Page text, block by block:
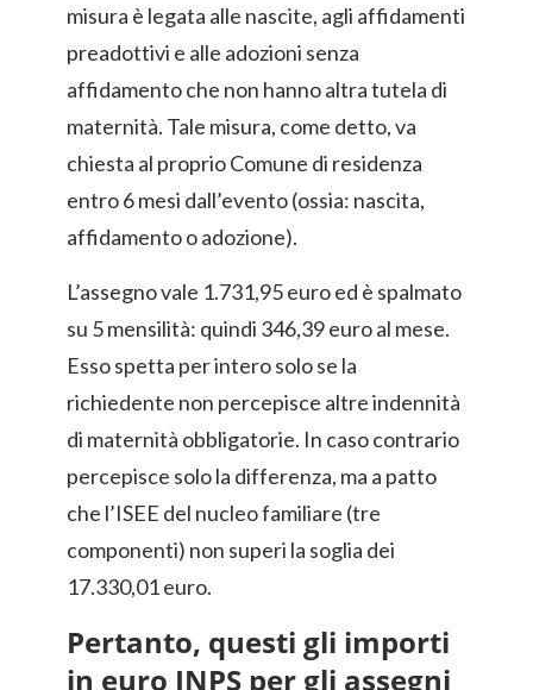
misura è legata alle nascite, agli affidamenti
preadottivi e alle adozioni senza
affidamento che non hanno altra tutela di
maternità. Tale misura, come detto, va
chiesta al proprio Comune di residenza
entro 6 mesi dall’evento (ossia: nascita,
affidamento o adozione).
L’assegno vale 1.731,95 euro ed è spalmato
su 5 mensilità: quindi 346,39 euro al mese.
Esso spetta per intero solo se la
richiedente non percepisce altre indennità
di maternità obbligatorie. In caso contrario
percepisce solo la differenza, ma a patto
che l’ISEE del nucleo familiare (tre
componenti) non superi la soglia dei
17.330,01 euro.
Pertanto, questi gli importi
in euro INPS per gli assegni